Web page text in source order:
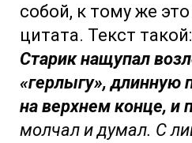
собой, к тому же
цитата. Текст такой:
Старик нащупал
«герлыгу», длинную
на верхнем конце, и
молчал и думал. С